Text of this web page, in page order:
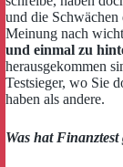
und die Schwächen
Meinung nach
und einmal zu
herausgekommen
Testsieger, wo Sie
haben als andere.
Was hat